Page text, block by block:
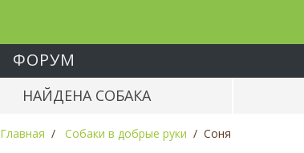
ФОРУМ
НАЙДЕНА СОБАКА
Главная Собаки в добрые руки Соня